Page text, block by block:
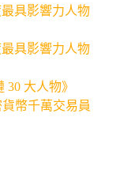
具影響力人物
具影響力人物
30 大人物》
幣千萬交易員